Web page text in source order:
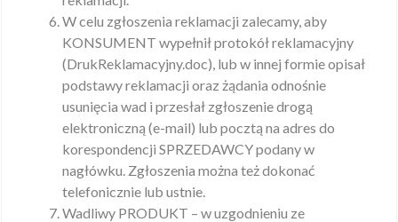
W celu zgłoszenia reklamacji zalecamy, aby
KONSUMENT wypełnił protokół reklamacyjny
(DrukReklamacyjny.doc), lub w innej formie opisał
podstawy reklamacji oraz żądania odnośnie
usunięcia wad i przesłał zgłoszenie drogą
elektroniczną (e-mail) lub pocztą na adres do
korespondencji SPRZEDAWCY podany w
nagłówku. Zgłoszenia można też dokonać
telefonicznie lub ustnie.
Wadliwy PRODUKT – w uzgodnieniu ze